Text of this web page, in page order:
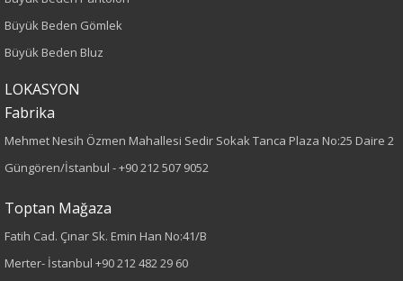
Kumaş Tipi
Örme
Desen
Düz
Büyük Beden Gömlek
Büyük Beden Bluz
LOKASYON
Fabrika
Mehmet Nesih Özmen Mahallesi Sedir Sokak Tanca Plaza No:25 Daire 2
Güngören/İstanbul -+90 212 507 9052
Toptan Mağaza
Fatih Cad. Çınar Sk. Emin Han No:41/B
Merter- İstanbul +90 212 482 29 60